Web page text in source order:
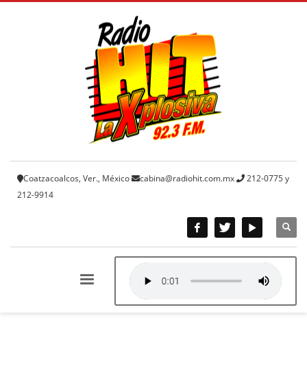
Coatzacoalcos, Ver., México cabina@radiohit.com.mx
212-0775 y
212-9914